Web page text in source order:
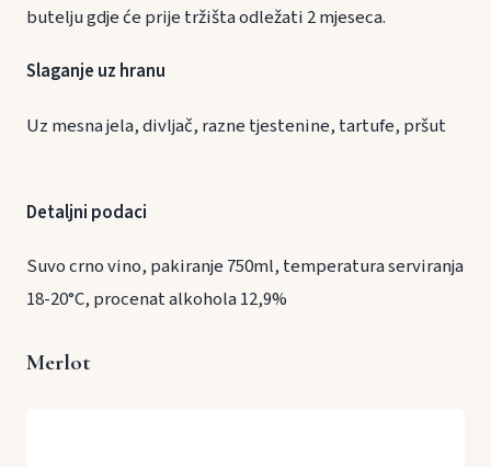
butelju gdje će prije tržišta odležati 2 mjeseca.
Slaganje uz hranu
Uz mesna jela, divljač, razne tjestenine, tartufe, pršut
Detaljni podaci
Suvo crno vino, pakiranje 750ml, temperatura serviranja
18-20°C, procenat alkohola 12,9%
Merlot